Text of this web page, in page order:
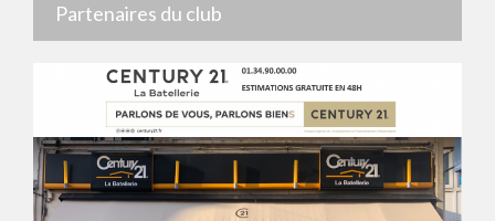
Partenaires du club